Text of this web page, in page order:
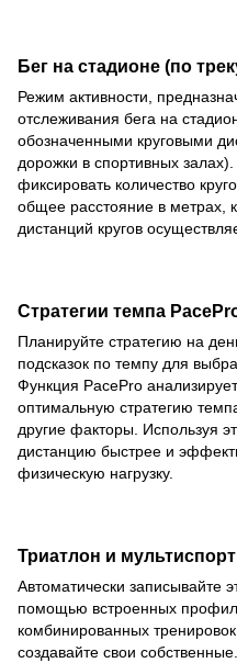
Бег на стадионе (по
Режим активности,
отслеживания бега на
обозначенными круговыми
дорожки в спортивных
фиксировать количество
общее расстояние в метрах,
дистанций кругов
Стратегии темпа
Планируйте стратегию на
подсказок по темпу для
Функция PacePro
оптимальную стратегию
другие факторы. Используя
дистанцию быстрее и
физическую нагрузку.
Триатлон и мультиспорт
Автоматически записывайте
помощью встроенных
комбинированных
создавайте свои собственные.